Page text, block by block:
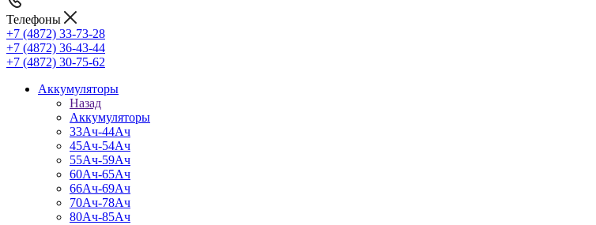
Телефоны
+7 (4872) 33-73-28
+7 (4872) 36-43-44
+7 (4872) 30-75-62
Аккумуляторы
Назад
Аккумуляторы
33Ач-44Ач
45Ач-54Ач
55Ач-59Ач
60Ач-65Ач
66Ач-69Ач
70Ач-78Ач
80Ач-85Ач